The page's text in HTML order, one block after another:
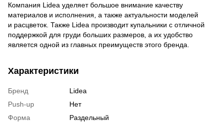
Компания Lidea уделяет большое внимание качеству
материалов и исполнения, а также актуальности моделей
и расцветок. Также Lidea производит купальники с отличной
поддержкой для груди больших размеров, а их удобство
является одной из главных преимуществ этого бренда.
Характеристики
Бренд
Lidea
Push-up
Нет
Форма
Раздельный